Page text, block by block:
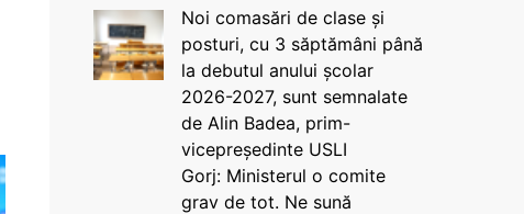
Noi comasări de clase și
posturi, cu 3 săptămâni până
la debutul anului școlar
2026-2027, sunt semnalate
de Alin Badea, prim-
vicepreședinte USLI
Gorj: Ministerul o comite
grav de tot. Ne sună